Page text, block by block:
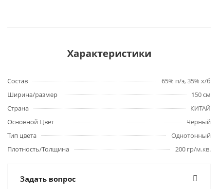
Характеристики
Состав
65% п/э, 35% х/б
Ширина/размер
150 см
Страна
КИТАЙ
Основной Цвет
Черный
Тип цвета
Однотонный
Плотность/Толщина
200 гр/м.кв.
Задать вопрос